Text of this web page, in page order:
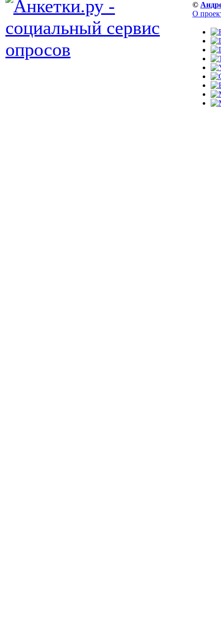
©
О